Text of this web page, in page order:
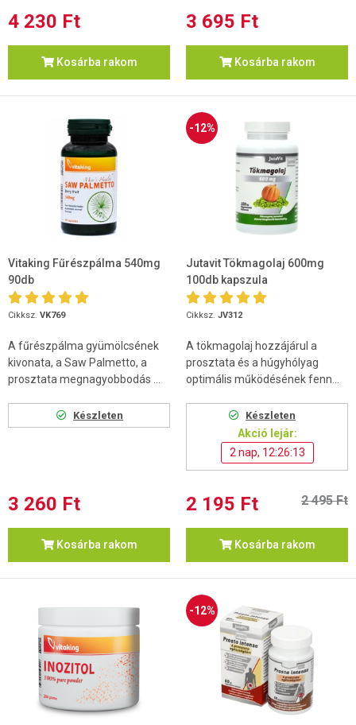
4 230 Ft
Kosárba rakom
3 695 Ft
Kosárba rakom
Vitaking Fűrészpálma 540mg
90db
Cikksz. VK769
A fűrészpálma gyümölcsének
kivonata, a Saw Palmetto, a
prosztata megnagyobbodás ...
Készleten
3 260 Ft
Kosárba rakom
-12%
Jutavit Tökmagolaj 600mg
100db kapszula
Cikksz. JV312
A tökmagolaj hozzájárul a
prosztata és a húgyhólyag
optimális működésének fenn...
Készleten
Akció lejár:
2 nap, 12:26:12
2 195 Ft 2 495 Ft
Kosárba rakom
-12%